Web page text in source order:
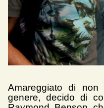
Amareggiato di
genere, decido di